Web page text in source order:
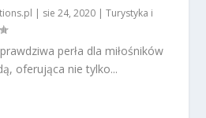
| sie 24, 2020 |Turystyka i
perła dla miłośników
oferująca nie tylko...